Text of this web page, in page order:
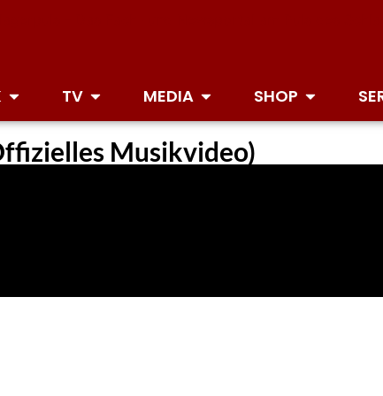
TV MEDIA SHOP
Musikvideo)